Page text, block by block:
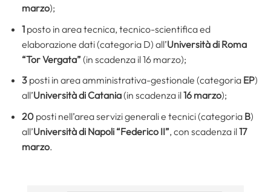
marzo);
1 posto in area tecnica, tecnico-scientifica ed
elaborazione dati (categoria D) all’Università di Roma
“Tor Vergata”(in scadenza il 16 marzo);
3 posti in area amministrativa-gestionale (categoria EP)
all’Università di Catania(in scadenza il16 marzo);
20 posti nell’area servizi generali e tecnici (categoria B)
all’Università di Napoli “Federico II”, con scadenza il17
marzo.